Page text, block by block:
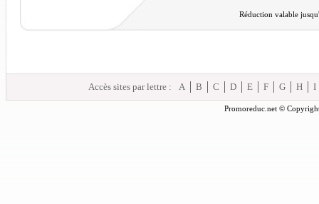
Réduction valable
Accès sites par lettre : A B C D E F G H I
Promoreduc.net ©